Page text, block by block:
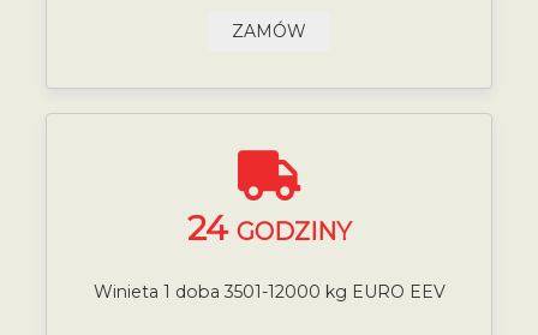
ZAMÓW
24 GODZINY
Winieta 1 doba 3501-12000 kg EURO EEV